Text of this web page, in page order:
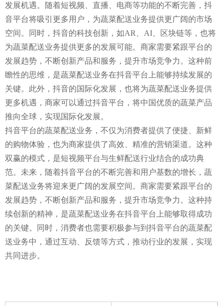
发展机遇。随着短视频、直播、电商等功能的不断完善，抖
音平台将吸引更多用户，为蔬菜配送业务提供更广阔的市场
空间。同时，抖音的科技创新，如AR、AI、区块链等，也将
为蔬菜配送业务提供更多的发展可能。商家需要紧跟平台的
发展趋势，不断创新产品和服务，提升市场竞争力。这种前
瞻性的思维，是蔬菜配送业务在抖音平台上能够持续发展的
关键。此外，抖音的国际化发展，也将为蔬菜配送业务提供
更多机遇，商家可以通过抖音平台，将中国优质的蔬菜产品
推向全球，实现国际化发展。
抖音平台的蔬菜配送业务，不仅为消费者提供了便捷、新鲜
的购物体验，也为商家提供了高效、精准的营销渠道。这种
双赢的模式，是短视频平台与生鲜配送行业结合的成功典
范。未来，随着抖音平台的不断完善和用户基数的增长，蔬
菜配送业务将迎来更广阔的发展空间。商家需要紧跟平台的
发展趋势，不断创新产品和服务，提升市场竞争力。这种持
续创新的精神，是蔬菜配送业务在抖音平台上能够取得成功
的关键。同时，消费者也需要积极参与到抖音平台的蔬菜配
送业务中，通过互动、反馈等方式，推动行业的发展，实现
共同进步。